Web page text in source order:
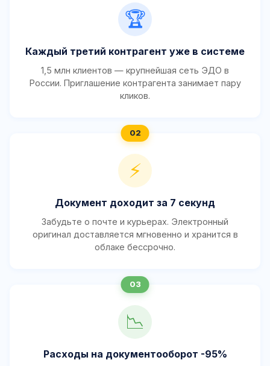
🏆
Каждый третий контрагент уже в системе
1,5 млн клиентов — крупнейшая сеть ЭДО в
России. Приглашение контрагента занимает пару
кликов.
⚡
Документ доходит за 7 секунд
Забудьте о почте и курьерах. Электронный
оригинал доставляется мгновенно и хранится в
облаке бессрочно.
📉
Расходы на документооборот -95%